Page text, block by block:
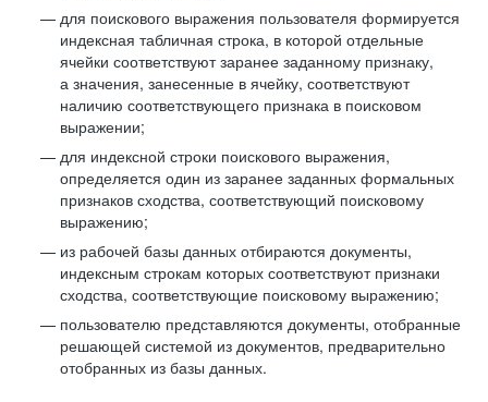
для поискового выражения пользователя формируется
индексная табличная строка, в которой отдельные
ячейки соответствуют заранее заданному признаку,
а значения, занесенные в ячейку, соответствуют
наличию соответствующего признака в поисковом
выражении;
для индексной строки поискового выражения,
определяется один из заранее заданных формальных
признаков сходства, соответствующий поисковому
выражению;
из рабочей базы данных отбираются документы,
индексным строкам которых соответствуют признаки
сходства, соответствующие поисковому выражению;
пользователю представляются документы, отобранные
решающей системой из документов, предварительно
отобранных из базы данных.